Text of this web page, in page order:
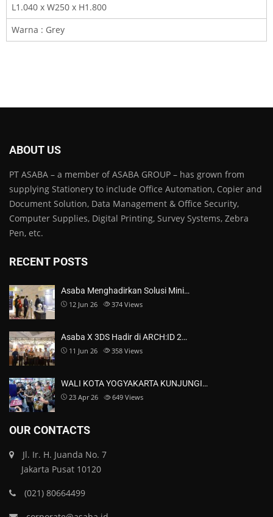
L1.040 x W250 x H1.800
Warna : Grey
ABOUT US
PT ASABA – a member of ASABA GROUP – has grown from
supplying Stationery to include Office Automation, Copier and
Document Solution, Data Management & Office Security,
Computer Supplies, Digital Printing, Survey Systems, Zebra
Pen, etc.
RECENT POSTS
Asaba Menghadirkan Solusi Mini…
12 Jun 26 374 Views
Asaba X 3DS Hadir di ARCH:ID 2…
11 Jun 26 358 Views
WALI KOTA YOGYAKARTA KUNJUNGI…
23 Apr 26 649 Views
OUR CONTACTS
Jl. Ir. H. Juanda No. 7
Jakarta Pusat 10120
(021) 80664499